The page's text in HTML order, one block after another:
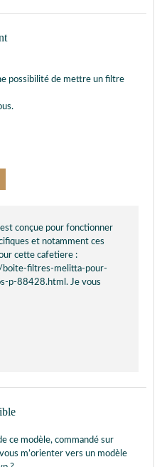
possibilité de mettre un filtre
conçue pour fonctionner
et notamment ces
cette cafetiere :
boite-filtres-melitta-pour-
p-88428.html. Je vous
ce modèle, commandé sur
m’orienter vers un modèle